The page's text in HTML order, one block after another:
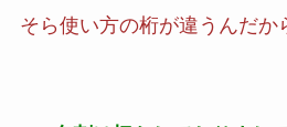
そら使い方の桁が違うんだか